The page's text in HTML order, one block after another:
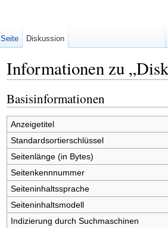
Informationen zu
Basisinformationen
Anzeigetitel
Standardsortierschlüssel
Seitenlänge (in Bytes)
Seitenkennnummer
Seiteninhaltssprache
Seiteninhaltsmodell
Indizierung durch Suchmaschinen
Seite Diskussion